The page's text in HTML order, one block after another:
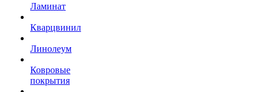
Ламинат
Кварцвинил
Линолеум
Ковровые
покрытия